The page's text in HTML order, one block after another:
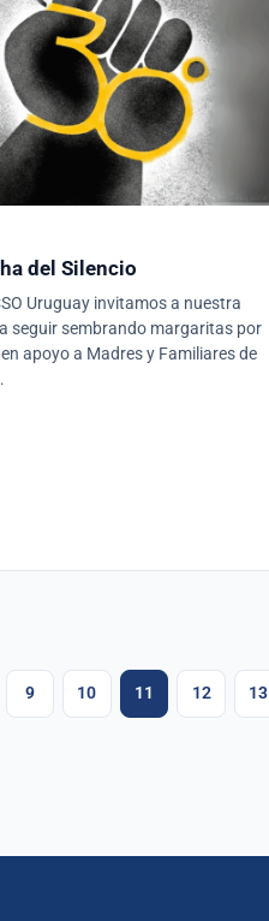
del Silencio
Uruguay invitamos a nuestra
seguir sembrando margaritas por
apoyo a Madres y Familiares de
9 10 11 12 13